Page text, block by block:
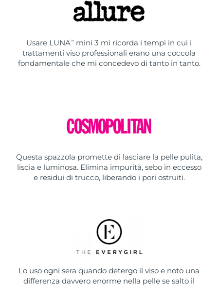
Usare LUNATM
mini 3 mi ricorda i tempi in cui i
trattamenti viso professionali erano una coccola
fondamentale che mi concedevo di tanto in tanto.
Questa spazzola promette di lasciare la pelle pulita,
liscia e luminosa. Elimina impurità, sebo in eccesso
e residui di trucco, liberando i pori ostruiti.
Lo uso ogni sera quando detergo il viso e noto una
differenza davvero enorme nella pelle se salto il